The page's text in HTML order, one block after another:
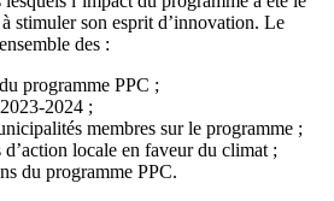
stimuler son esprit d’innovation. Le
des :
programme PPC ;
2024 ;
membres sur le programme ;
d’action locale en faveur du climat ;
du programme PPC.